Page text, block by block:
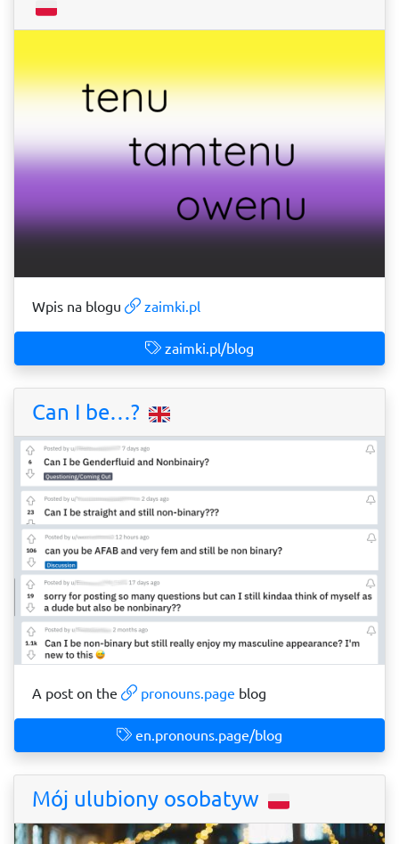
Wpis na blogu zaimki.pl
zaimki.pl/blog
Can I be…?
A post on the pronouns.page blog
en.pronouns.page/blog
Mój ulubiony osobatyw